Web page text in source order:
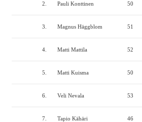
2. Pauli Konttinen 50
3. Magnus Häggblom 51
4. Matti Mattila 52
5. Matti Kuisma 50
6. Veli Nevala 53
7. Tapio Kähäri 46